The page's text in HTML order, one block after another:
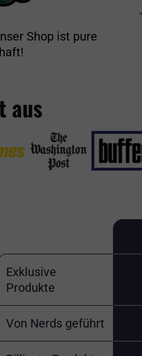
Shop ist pure
aus
Exklusive
Produkte
Von Nerds geführt